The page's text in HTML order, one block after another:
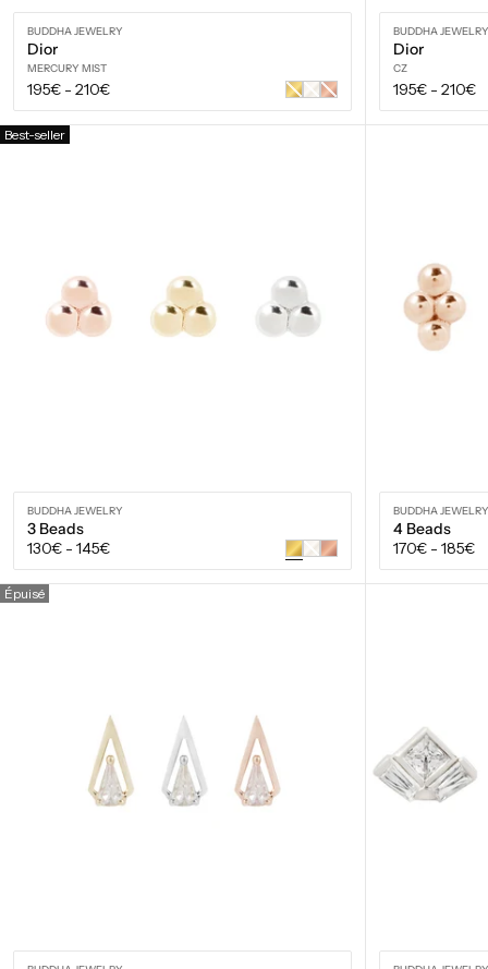
BUDDHA JEWELRY
Dior
MERCURY MIST
Prix
régulier
195€ - 210€
Or Or Or
BUDDHA JEWELRY
Dior
CZ
Prix
régulier
195€ - 210€
Best-seller
BUDDHA JEWELRY
3 Beads
Prix
régulier
130€ - 145€
Or
VOIR LES OPTIONS
BUDDHA JEWELRY
4 Beads
Prix
régulier
170€ - 185€
Épuisé